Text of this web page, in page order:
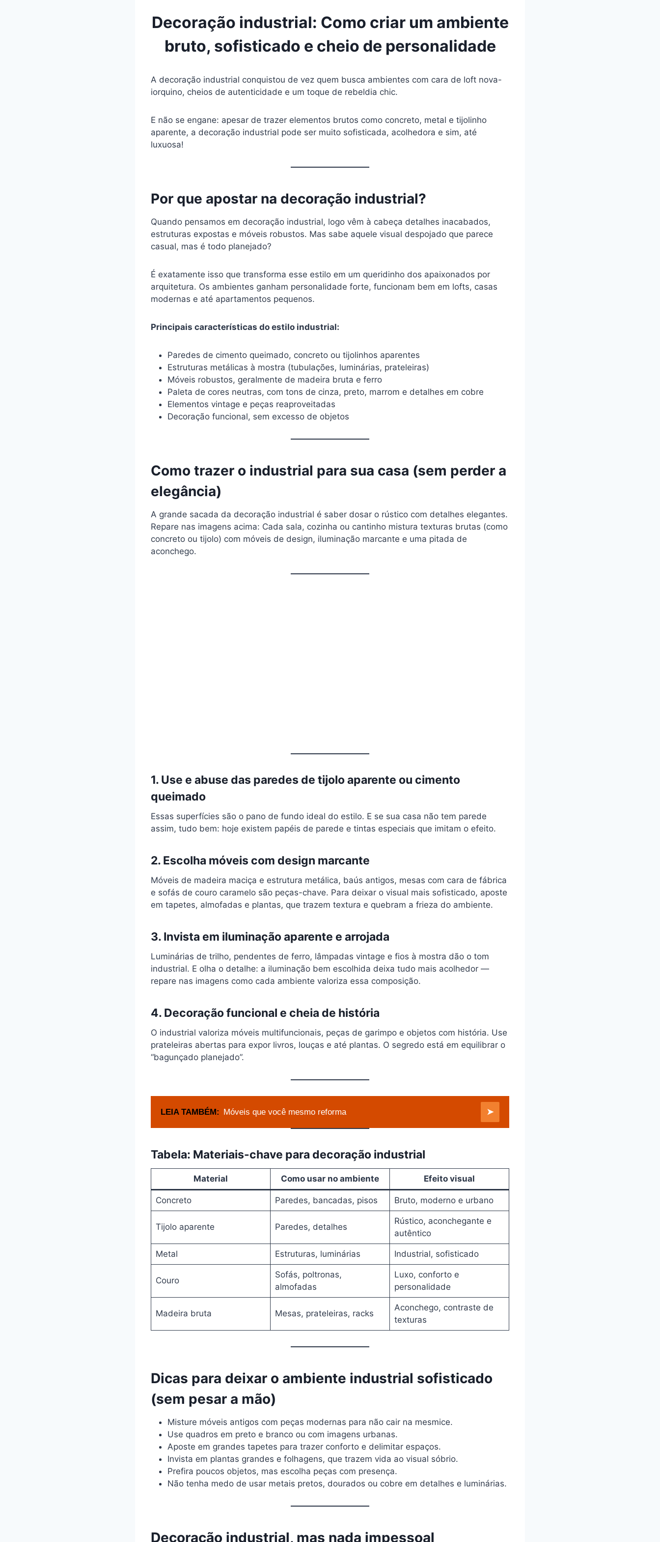
Decoração industrial: Como criar um ambiente
bruto, sofisticado e cheio de personalidade
A decoração industrial conquistou de vez quem busca ambientes com cara de loft nova-
iorquino, cheios de autenticidade e um toque de rebeldia chic.
E não se engane: apesar de trazer elementos brutos como concreto, metal e tijolinho
aparente, a decoração industrial pode ser muito sofisticada, acolhedora e sim, até
luxuosa!
Por que apostar na decoração industrial?
Quando pensamos em decoração industrial, logo vêm à cabeça detalhes inacabados,
estruturas expostas e móveis robustos. Mas sabe aquele visual despojado que parece
casual, mas é todo planejado?
É exatamente isso que transforma esse estilo em um queridinho dos apaixonados por
arquitetura. Os ambientes ganham personalidade forte, funcionam bem em lofts, casas
modernas e até apartamentos pequenos.
Principais características do estilo industrial:
Paredes de cimento queimado, concreto ou tijolinhos aparentes
Estruturas metálicas à mostra (tubulações, luminárias, prateleiras)
Móveis robustos, geralmente de madeira bruta e ferro
Paleta de cores neutras, com tons de cinza, preto, marrom e detalhes em cobre
Elementos vintage e peças reaproveitadas
Decoração funcional, sem excesso de objetos
Como trazer o industrial para sua casa (sem perder a
elegância)
A grande sacada da decoração industrial é saber dosar o rústico com detalhes elegantes.
Repare nas imagens acima: Cada sala, cozinha ou cantinho mistura texturas brutas (como
concreto ou tijolo) com móveis de design, iluminação marcante e uma pitada de
aconchego.
1. Use e abuse das paredes de tijolo aparente ou cimento
queimado
Essas superfícies são o pano de fundo ideal do estilo. E se sua casa não tem parede
assim, tudo bem: hoje existem papéis de parede e tintas especiais que imitam o efeito.
2. Escolha móveis com design marcante
Móveis de madeira maciça e estrutura metálica, baús antigos, mesas com cara de fábrica
e sofás de couro caramelo são peças-chave. Para deixar o visual mais sofisticado, aposte
em tapetes, almofadas e plantas, que trazem textura e quebram a frieza do ambiente.
3. Invista em iluminação aparente e arrojada
Luminárias de trilho, pendentes de ferro, lâmpadas vintage e fios à mostra dão o tom
industrial. E olha o detalhe: a iluminação bem escolhida deixa tudo mais acolhedor —
repare nas imagens como cada ambiente valoriza essa composição.
4. Decoração funcional e cheia de história
O industrial valoriza móveis multifuncionais, peças de garimpo e objetos com história. Use
prateleiras abertas para expor livros, louças e até plantas. O segredo está em equilibrar o
“bagunçado planejado”.
LEIA TAMBÉM: Móveis que você mesmo reforma ➤
Tabela: Materiais-chave para decoração industrial
Material Como usar no ambiente Efeito visual
Concreto Paredes, bancadas, pisos Bruto, moderno e urbano
Tijolo aparente Paredes, detalhes
Rústico, aconchegante e
autêntico
Metal Estruturas, luminárias Industrial, sofisticado
Couro
Sofás, poltronas,
almofadas
Luxo, conforto e
personalidade
Madeira bruta Mesas, prateleiras, racks
Aconchego, contraste de
texturas
Dicas para deixar o ambiente industrial sofisticado
(sem pesar a mão)
Misture móveis antigos com peças modernas para não cair na mesmice.
Use quadros em preto e branco ou com imagens urbanas.
Aposte em grandes tapetes para trazer conforto e delimitar espaços.
Invista em plantas grandes e folhagens, que trazem vida ao visual sóbrio.
Prefira poucos objetos, mas escolha peças com presença.
Não tenha medo de usar metais pretos, dourados ou cobre em detalhes e luminárias.
Decoração industrial, mas nada impessoal